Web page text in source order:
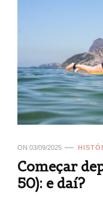
ON 03/09/2025
Começar
50): e daí?